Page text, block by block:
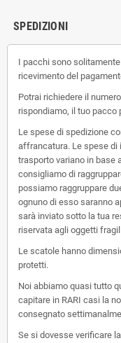
SPEDIZIONI
I pacchi sono
ricevimento del
Potrai richiedere il
rispondiamo, il tuo pacco
Le spese di spedizione
affrancatura. Le spese di
trasporto variano in base
consigliamo di
possiamo raggruppare
ognuno di esso saranno
sarà inviato sotto la tua
riservata agli oggetti
Le scatole hanno
protetti.
Noi abbiamo quasi tutto
capitare in RARI casi la
consegnato
Se si dovesse verificare